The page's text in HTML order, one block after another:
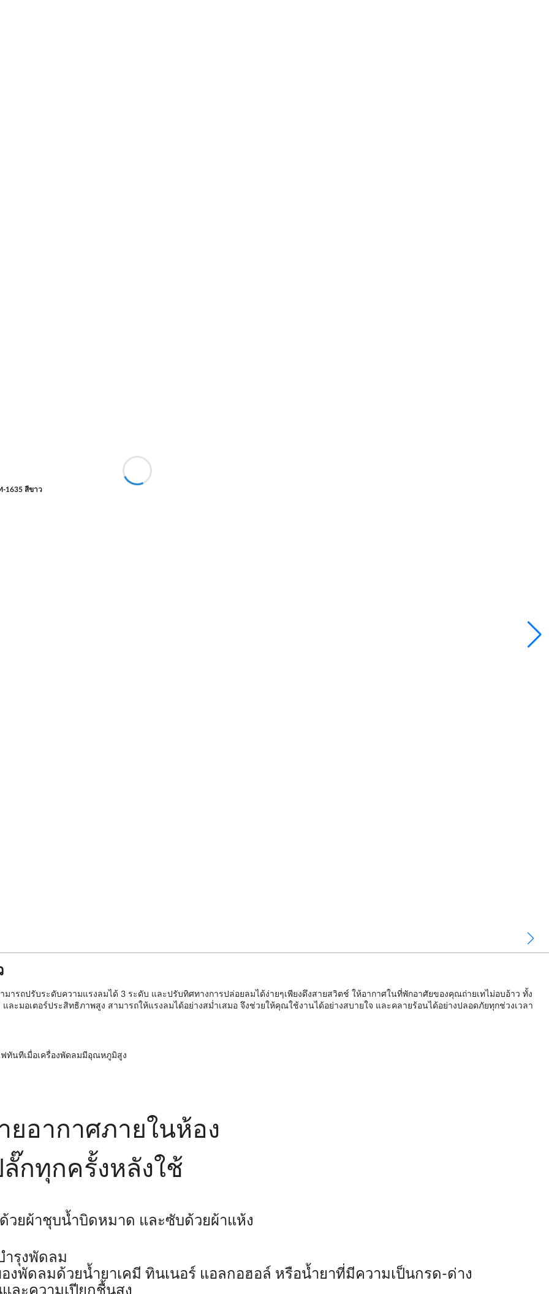
1635 สีขาว
รถปรับระดับความแรงลมได้ 3 ระดับ และปรับทิศทางการปล่อยลมได้ง่ายๆเพียงดึงสายสวิตช์ ให้อากาศในที่พักอาศัยของคุณถ่ายเทไม่อบอ้าว ทั้ง
ะมอเตอร์ประสิทธิภาพสูง สามารถให้แรงลมได้อย่างสม่ำเสมอ จึงช่วยให้คุณใช้งานได้อย่างสบายใจ และคลายร้อนได้อย่างปลอดภัยทุกช่วงเวลา
ทันทีเมื่อเครื่องพัดลมมีอุณหภูมิสูง
อากาศภายในห้อง
กทุกครั้งหลังใช้
วยผ้าชุบน้ำบิดหมาด และซับด้วยผ้าแห้ง
รุงพัดลม
พัดลมด้วยน้ำยาเคมี ทินเนอร์ แอลกอฮอล์ หรือน้ำยาที่มีความเป็นกรด-ด่าง